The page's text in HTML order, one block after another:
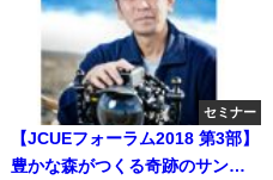
セミナー
【JCUEフォーラム2018 第3部】
豊かな森がつくる奇跡のサンゴ